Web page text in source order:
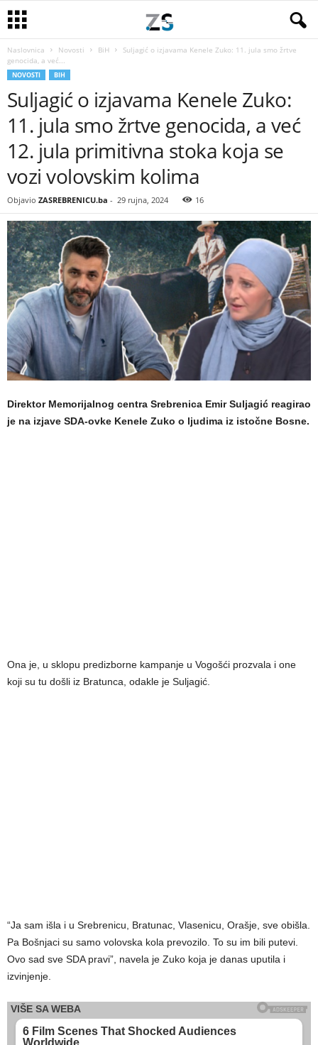
Naslovnica Novosti BiH
Suljagić o izjavama Kenele Zuko: 11. jula smo žrtve
genocida, a već...
NOVOSTI BIH
Suljagić o izjavama Kenele Zuko:
11. jula smo žrtve genocida, a već
12. jula primitivna stoka koja se
vozi volovskim kolima
Objavio ZASREBRENICU.ba - 29 rujna, 2024 16
Direktor Memorijalnog centra Srebrenica Emir Suljagić reagirao
je na izjave SDA-ovke Kenele Zuko o ljudima iz istočne Bosne.
Ona je, u sklopu predizborne kampanje u Vogošći prozvala i one
koji su tu došli iz Bratunca, odakle je Suljagić.
“Ja sam išla i u Srebrenicu, Bratunac, Vlasenicu, Orašje, sve obišla.
Pa Bošnjaci su samo volovska kola prevozilo. To su im bili putevi.
Ovo sad sve SDA pravi”, navela je Zuko koja je danas uputila i
izvinjenje.